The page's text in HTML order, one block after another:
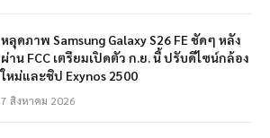
หลุดภาพ Samsung Galaxy S26 FE ชัดๆ หลัง
ผ่าน FCC เตรียมเปิดตัว ก.ย. นี้ ปรับดีไซน์กล้อง
ใหม่และชิป Exynos 2500
7 สิงหาคม 2026